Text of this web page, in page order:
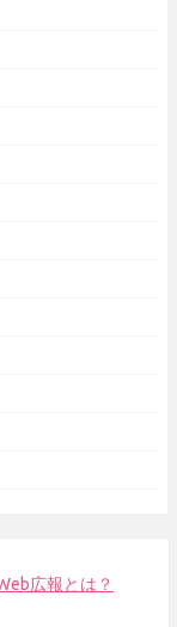
広報とは？